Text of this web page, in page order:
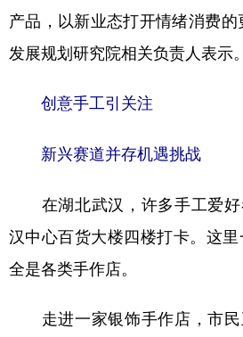
产品，以新业态打开情绪消费
发展规划研究院相关负责人表示。
创意手工引关注
新兴赛道并存机遇挑战
在湖北武汉，许多手工爱好
汉中心百货大楼四楼打卡。这里
全是各类手作店。
走进一家银饰手作店，市民